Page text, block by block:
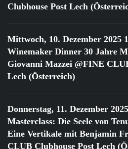
Clubhouse Post Lech
Mittwoch, 10. Dezember 2025
Winemaker Dinner 30 Jahre
Giovanni Mazzei @FINE
Lech (Österreich)
Donnerstag, 11. Dezember
Masterclass: Die Seele von
Eine Vertikale mit Benjamin
CLUB Clubhouse Post Lech